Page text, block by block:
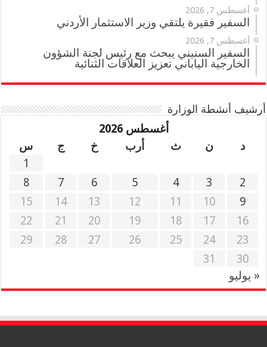
أغسطس 7, 2026
السفير فقيرة يلتقي وزير الاستثمار الأردني
أغسطس 7, 2026
السفير السنيني يبحث مع رئيس لجنة الشؤون
الخارجية الياباني تعزيز العلاقات الثنائية
أرشيف أنشطة الوزارة
أغسطس 2026
د
ن ث أرب خ ج
س
1
2
3
4
5
6
7
8
9
10
11
12
13
14
15
16
17
18
19
20
21
22
23
24
25
26
27
28
29
30
31
« يوليو